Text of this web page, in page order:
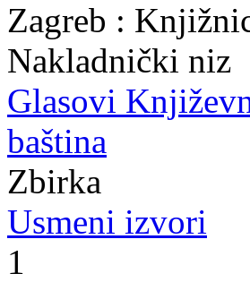
Zagreb :
Nakladnički niz
Glasovi
baština
Zbirka
Usmeni izvori
1